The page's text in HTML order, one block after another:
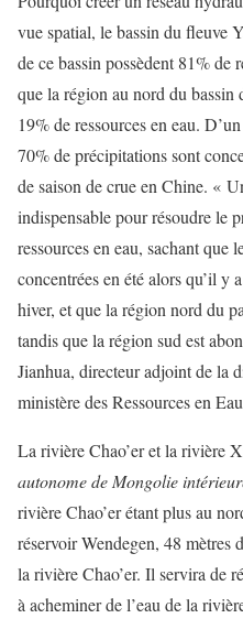
vue spatial, le bassin du fleuve
de ce bassin possèdent 81% de
que la région au nord du bassin
19% de ressources en eau.
70% de précipitations sont
de saison de crue en Chine. «
indispensable pour résoudre le
ressources en eau, sachant que
concentrées en été alors qu’il y
hiver, et que la région nord du
tandis que la région sud est
Jianhua, directeur adjoint de la
ministère des Ressources en
La rivière Chao’er et la rivière
autonome de Mongolie
rivière Chao’er étant plus au
réservoir Wendegen, 48 mètres
la rivière Chao’er. Il servira de
à acheminer de l’eau de la